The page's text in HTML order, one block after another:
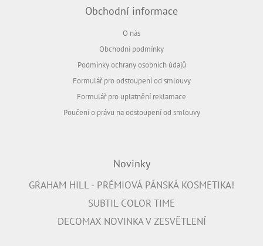
Obchodní informace
O nás
Obchodní podmínky
Podmínky ochrany osobních údajů
Formulář pro odstoupení od smlouvy
Formulář pro uplatnění reklamace
Poučení o právu na odstoupení od smlouvy
Novinky
GRAHAM HILL - PRÉMIOVÁ PÁNSKÁ KOSMETIKA!
SUBTIL COLOR TIME
DECOMAX NOVINKA V ZESVĚTLENÍ